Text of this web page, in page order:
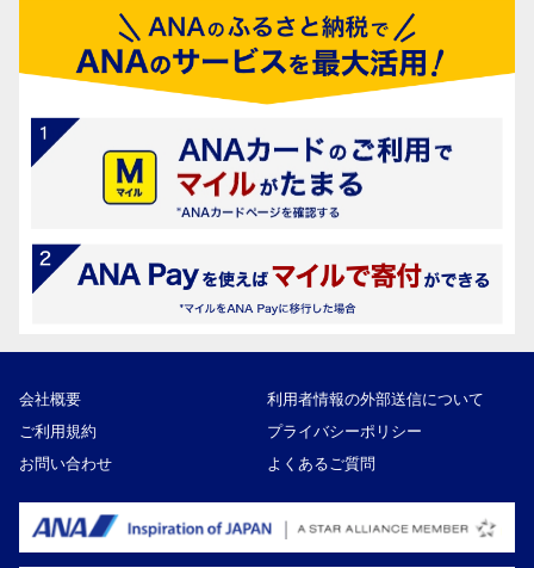
会社概要
利用者情報の外部送信について
ご利用規約
プライバシーポリシー
お問い合わせ
よくあるご質問